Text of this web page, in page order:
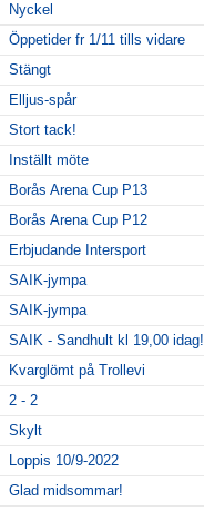
Nyckel
Öppetider fr 1/11 tills vidare
Stängt
Elljus-spår
Stort tack!
Inställt möte
Borås Arena Cup P13
Borås Arena Cup P12
Erbjudande Intersport
SAIK-jympa
SAIK-jympa
SAIK - Sandhult kl 19,00 idag!
Kvarglömt på Trollevi
2 - 2
Skylt
Loppis 10/9-2022
Glad midsommar!